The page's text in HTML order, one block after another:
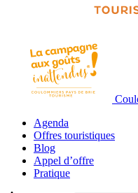
Agenda
Offres touristiques
Blog
Appel d’offre
Pratique